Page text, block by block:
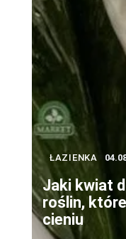
ŁAZIENKA
Jaki kwiat
roślin,
cieniu